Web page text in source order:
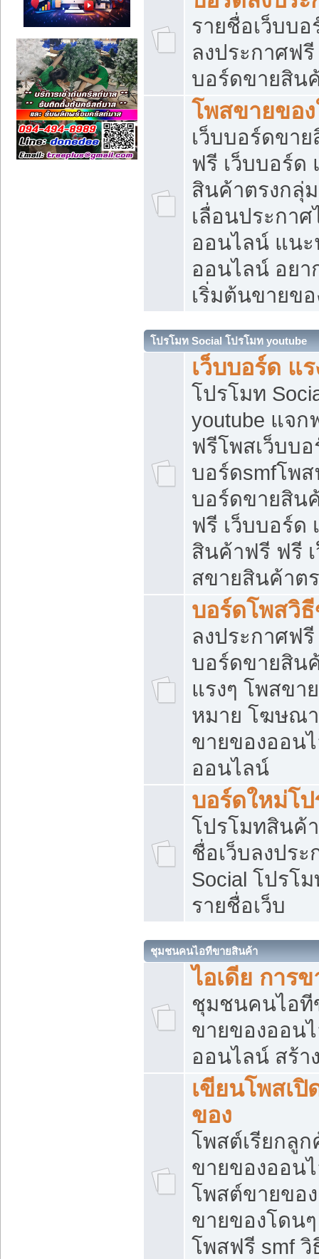
รายชื่อเว็บบ
ลงประกาศฟรี
บอร์ดขายสิน
โพสขายขอ
เว็บบอร์ดขา
ฟรี เว็บบอร์ด
สินค้าตรงกลุ่
เลื่อนประกา
ออนไลน์ แนะ
ออนไลน์ อย
เริ่มต้นขายข
โปรโมท Social โปรโมท youtube
เว็บบอร์ด แร
โปรโมท
youtube แจก
ฟรีโพสเว็บบอ
บอร์ดsmfโพ
บอร์ดขายสิน
ฟรี เว็บบอร์ด
สินค้าฟรี ฟรี
สขายสินค้าต
บอร์ดโพสวิ
ลงประกาศฟรี
บอร์ดขายสิน
แรงๆ โพสขา
หมาย โฆษณ
ขายของออน
ออนไลน์
บอร์ดใหม่โ
โปรโมทสินค้
ชื่อเว็บลงปร
Social โปรโ
รายชื่อเว็บ
ชุมชนคนไอทีขายสินค้า
ไอเดีย การ
ชุมชนคนไอที
ขายของออน
ออนไลน์ สร้า
เขียนโพสเปิ
ของ
โพสต์เรียกลู
ขายของออน
โพสต์ขายขอ
ขายของโดน
โพสฟรี smf